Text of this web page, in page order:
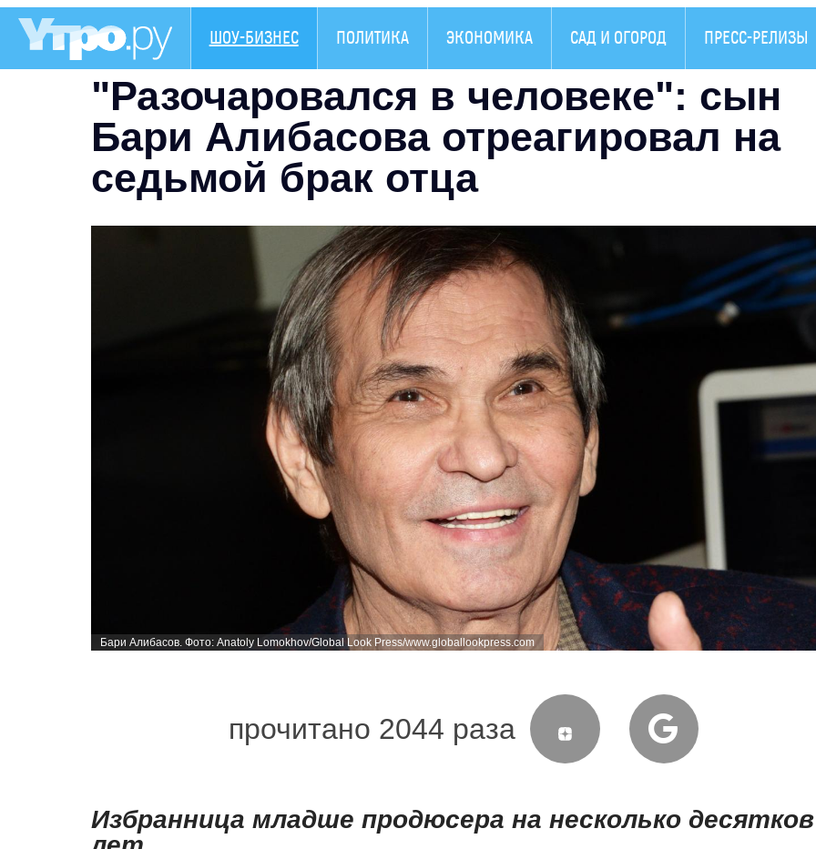
ШОУ-БИЗНЕС ПОЛИТИКА ЭКОНОМИКА САД И ОГОРОД ПРЕСС-РЕЛИЗЫ
"Разочаровался в человеке": сын
Бари Алибасова отреагировал на
седьмой брак отца
Бари Алибасов. Фото: Anatoly Lomokhov/Global Look Press/www.globallookpress.com
прочитано 2044 раза
Избранница младше продюсера на несколько десятков